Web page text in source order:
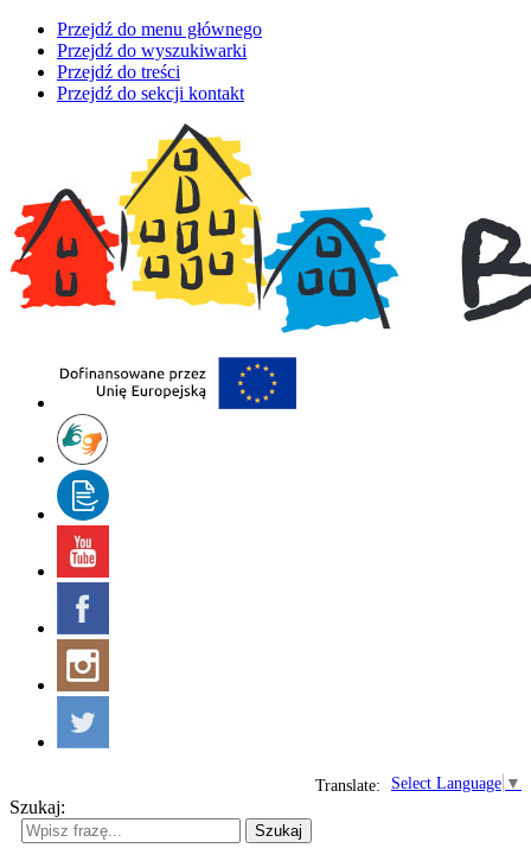
Przejdź do menu głównego
Przejdź do wyszukiwarki
Przejdź do treści
Przejdź do sekcji kontakt
Select Language ▼
Translate:
Szukaj:
Szukaj